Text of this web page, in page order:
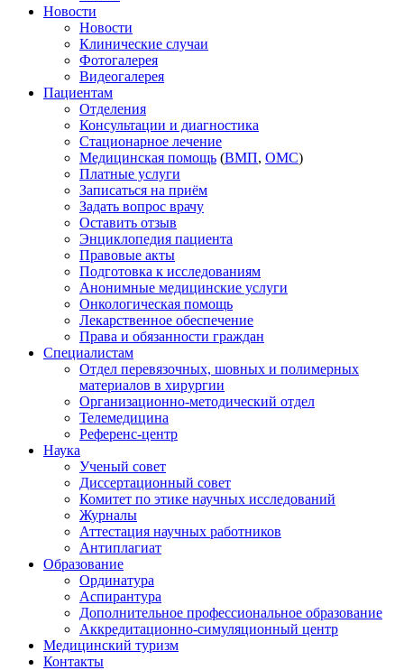
Новости
Новости
Клинические случаи
Фотогалерея
Видеогалерея
Пациентам
Отделения
Консультации и диагностика
Стационарное лечение
Медицинская помощь (ВМП, ОМС)
Платные услуги
Записаться на приём
Задать вопрос врачу
Оставить отзыв
Энциклопедия пациента
Правовые акты
Подготовка к исследованиям
Анонимные медицинские услуги
Онкологическая помощь
Лекарственное обеспечение
Права и обязанности граждан
Специалистам
Отдел перевязочных, шовных и полимерных
материалов в хирургии
Организационно-методический отдел
Телемедицина
Референс-центр
Наука
Ученый совет
Диссертационный совет
Комитет по этике научных исследований
Журналы
Аттестация научных работников
Антиплагиат
Образование
Ординатура
Аспирантура
Дополнительное профессиональное образование
Аккредитационно-симуляционный центр
Медицинский туризм
Контакты